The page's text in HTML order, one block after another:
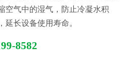
空气中的湿气，防止冷凝水积
延长设备使用寿命。
8582